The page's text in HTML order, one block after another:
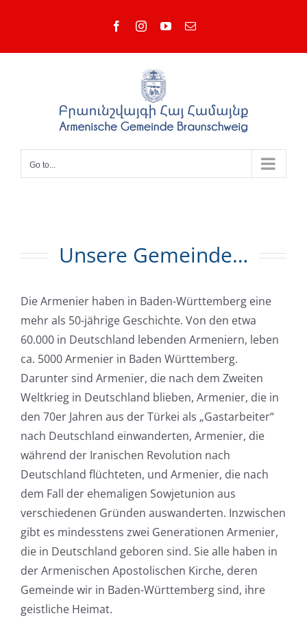
FacebookInstagramYouTubeEmail
Go to...
Unsere Gemeinde…
Die Armenier haben in Baden-Württemberg eine
mehr als 50-jährige Geschichte. Von den etwa
60.000 in Deutschland lebenden Armeniern, leben
ca. 5000 Armenier in Baden Württemberg.
Darunter sind Armenier, die nach dem Zweiten
Weltkrieg in Deutschland blieben, Armenier, die in
den 70er Jahren aus der Türkei als „Gastarbeiter“
nach Deutschland einwanderten, Armenier, die
während der Iranischen Revolution nach
Deutschland flüchteten, und Armenier, die nach
dem Fall der ehemaligen Sowjetunion aus
verschiedenen Gründen auswanderten. Inzwischen
gibt es mindesstens zwei Generationen Armenier,
die in Deutschland geboren sind. Sie alle haben in
der Armenischen Apostolischen Kirche, deren
Gemeinde wir in Baden-Württemberg sind, ihre
geistliche Heimat.